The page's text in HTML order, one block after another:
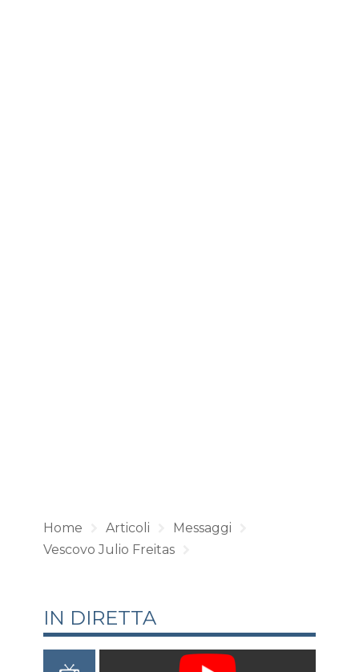
Home Articoli
Messaggi
Vescovo Julio Freitas
IN DIRETTA